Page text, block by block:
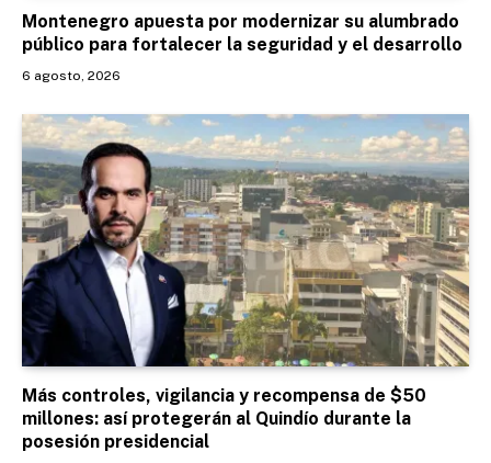
Montenegro apuesta por modernizar su alumbrado
público para fortalecer la seguridad y el desarrollo
6 agosto, 2026
Más controles, vigilancia y recompensa de $50
millones: así protegerán al Quindío durante la
posesión presidencial